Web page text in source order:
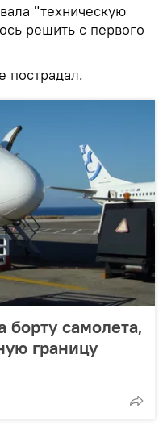
"техническую
решить с первого
пострадал.
борту самолета,
границу